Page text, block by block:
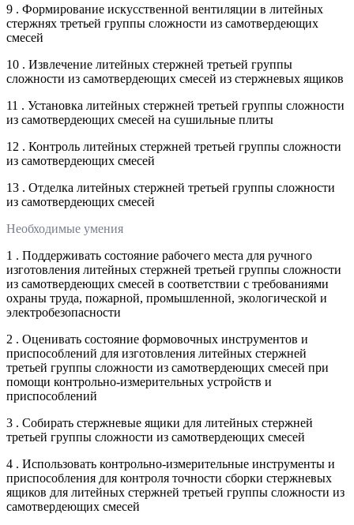
9 . Формирование искусственной вентиляции в литейных
стержнях третьей группы сложности из самотвердеющих
смесей
10 . Извлечение литейных стержней третьей группы
сложности из самотвердеющих смесей из стержневых ящиков
11 . Установка литейных стержней третьей группы сложности
из самотвердеющих смесей на сушильные плиты
12 . Контроль литейных стержней третьей группы сложности
из самотвердеющих смесей
13 . Отделка литейных стержней третьей группы сложности
из самотвердеющих смесей
Необходимые умения
1 . Поддерживать состояние рабочего места для ручного
изготовления литейных стержней третьей группы сложности
из самотвердеющих смесей в соответствии с требованиями
охраны труда, пожарной, промышленной, экологической и
электробезопасности
2 . Оценивать состояние формовочных инструментов и
приспособлений для изготовления литейных стержней
третьей группы сложности из самотвердеющих смесей при
помощи контрольно-измерительных устройств и
приспособлений
3 . Собирать стержневые ящики для литейных стержней
третьей группы сложности из самотвердеющих смесей
4 . Использовать контрольно-измерительные инструменты и
приспособления для контроля точности сборки стержневых
ящиков для литейных стержней третьей группы сложности из
самотвердеющих смесей